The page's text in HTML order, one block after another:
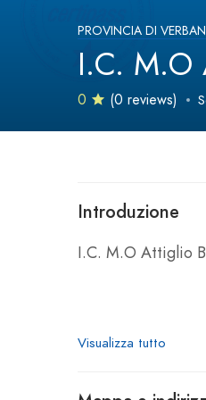
PROVINCIA DI
I.C.
0 (0 reviews)
Introduzione
I.C. M.O Attiglio
Visualizza tutto